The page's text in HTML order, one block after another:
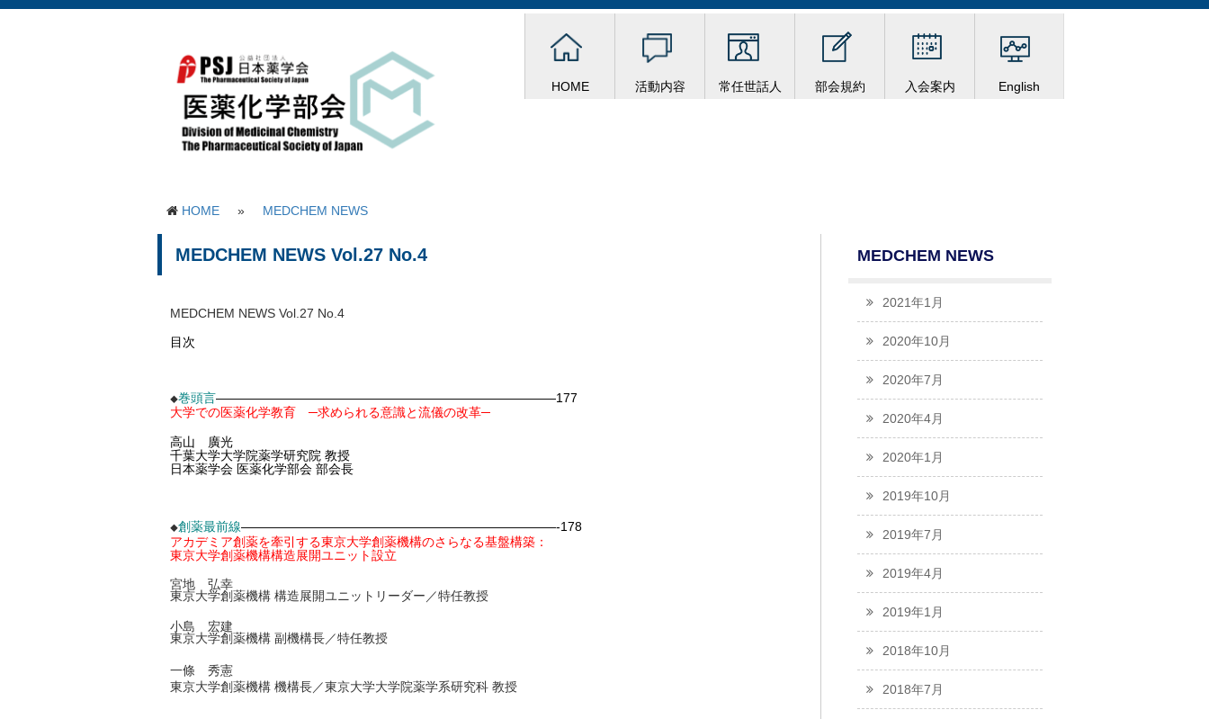
HOME 活動内容 常任世話人 部会規約 入会案内 English
HOME » MEDCHEM NEWS
MEDCHEM NEWS
2021年1月
2020年10月
2020年7月
2020年4月
2020年1月
2019年10月
2019年7月
2019年4月
2019年1月
2018年10月
2018年7月
MEDCHEM NEWS Vol.27 No.4
MEDCHEM NEWS Vol.27 No.4
目次
◆巻頭言———————————————————————————177
大学での医薬化学教育 ─求められる意識と流儀の改革─
高山 廣光
千葉大学大学院薬学研究院 教授
日本薬学会 医薬化学部会 部会長
◆創薬最前線—————————————————————————-178
アカデミア創薬を牽引する東京大学創薬機構のさらなる基盤構築：
東京大学創薬機構構造展開ユニット設立
宮地 弘幸
東京大学創薬機構 構造展開ユニットリーダー／特任教授
小島 宏建
東京大学創薬機構 副機構長／特任教授
一條 秀憲
東京大学創薬機構 機構長／東京大学大学院薬学系研究科 教授